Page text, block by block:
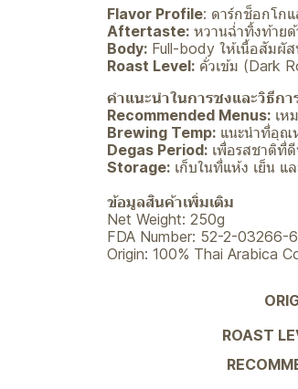
Flavor Profile: ดาร์กช็อกโก
Aftertaste: หวานฉ่ำทิ้งท้าย
Body: Full-body ให้เนื้อสัมผั
Roast Level: คั่วเข้ม (Dark
คำแนะนำในการชงและวิธีกา
Recommended Menus: เห
Brewing Temp: แนะนำที่อุณ
Degas Period: เพื่อรสชาติที่
Storage: เก็บในที่แห้ง เย็น แ
ข้อมูลสินค้าเพิ่มเติม
Net Weight: 250g
FDA Number: 52-2-03266-
Origin: 100% Thai Arabica
ROAST